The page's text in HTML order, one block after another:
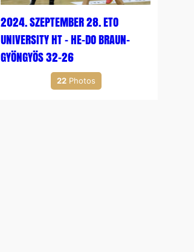
2024. SZEPTEMBER 28. ETO
UNIVERSITY HT – HE-DO BRAUN-
GYÖNGYÖS 32-26
22 Photos